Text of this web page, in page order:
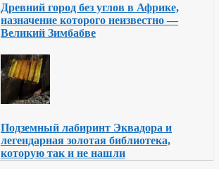
Древний город без углов в Африке,
назначение которого неизвестно —
Великий Зимбабве
Подземный лабиринт Эквадора и
легендарная золотая библиотека,
которую так и не нашли